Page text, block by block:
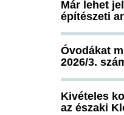
Már lehet
építészeti
Óvodákat
2026/3.
Kivételes
az északi